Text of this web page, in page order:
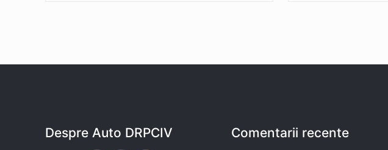
Despre Auto DRPCIV Comentarii recente